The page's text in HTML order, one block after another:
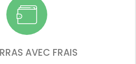
AVEC FRAIS